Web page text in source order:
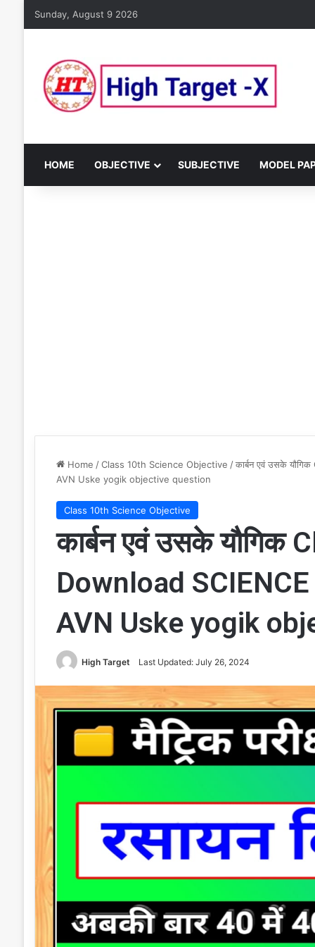
Sunday, August 9 2026
HOME OBJECTIVE SUBJECTIVE MODEL
Home / Class 10th Science Objective / कार्बन एवं उसके
AVN Uske yogik objective question
Class 10th Science Objective
कार्बन एवं उसके यौगिक
Download SCIENCE
AVN Uske yogik
High Target Last Updated: July 26, 2024